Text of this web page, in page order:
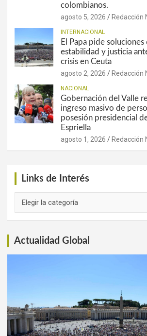
colombianos.
agosto 5, 2026 Redacción
INTERNACIONAL
El Papa pide soluciones
estabilidad y justicia
crisis en Ceuta
agosto 2, 2026 Redacción
NACIONAL
Gobernación del Valle
ingreso masivo de
posesión presidencial
Espriella
agosto 1, 2026 Redacción
Links de Interés
Actualidad Global